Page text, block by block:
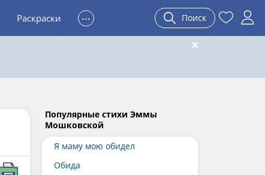
Раскраски ... Поиск
Популярные стихи Эммы
Мошковской
Я маму мою обидел
Обида